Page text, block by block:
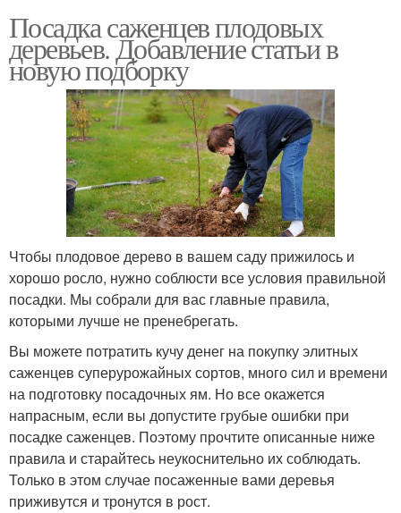
Посадка саженцев плодовых
деревьев. Добавление статьи в
новую подборку
Чтобы плодовое дерево в вашем саду прижилось и
хорошо росло, нужно соблюсти все условия правильной
посадки. Мы собрали для вас главные правила,
которыми лучше не пренебрегать.
Вы можете потратить кучу денег на покупку элитных
саженцев суперурожайных сортов, много сил и времени
на подготовку посадочных ям. Но все окажется
напрасным, если вы допустите грубые ошибки при
посадке саженцев. Поэтому прочтите описанные ниже
правила и старайтесь неукоснительно их соблюдать.
Только в этом случае посаженные вами деревья
приживутся и тронутся в рост.